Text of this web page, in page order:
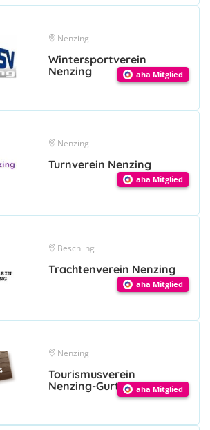
Nenzing
Wintersportverein
Nenzing
aha Mitglied
Nenzing
Turnverein Nenzing
aha Mitglied
Beschling
Trachtenverein Nenzing
aha Mitglied
Nenzing
Tourismusverein
Nenzing-Gurtis
aha Mitglied